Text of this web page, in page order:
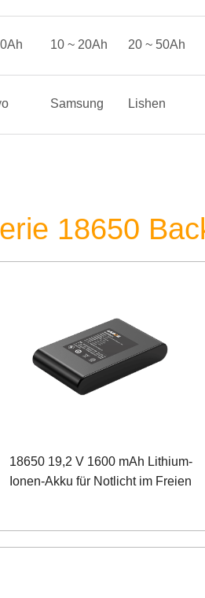
10 ~ 20Ah 20 ~ 50Ah
Samsung Lishen
18650
18650 19,2 V 1600 mAh Lithium-
Ionen-Akku für Notlicht im Freien